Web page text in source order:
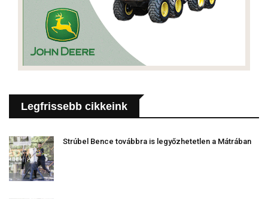
Legfrissebb cikkeink
Strúbel Bence továbbra is legyőzhetetlen a Mátrában